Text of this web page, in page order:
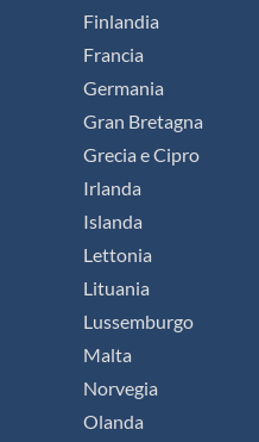
Finlandia
Francia
Germania
Gran Bretagna
Grecia e Cipro
Irlanda
Islanda
Lettonia
Lituania
Lussemburgo
Malta
Norvegia
Olanda